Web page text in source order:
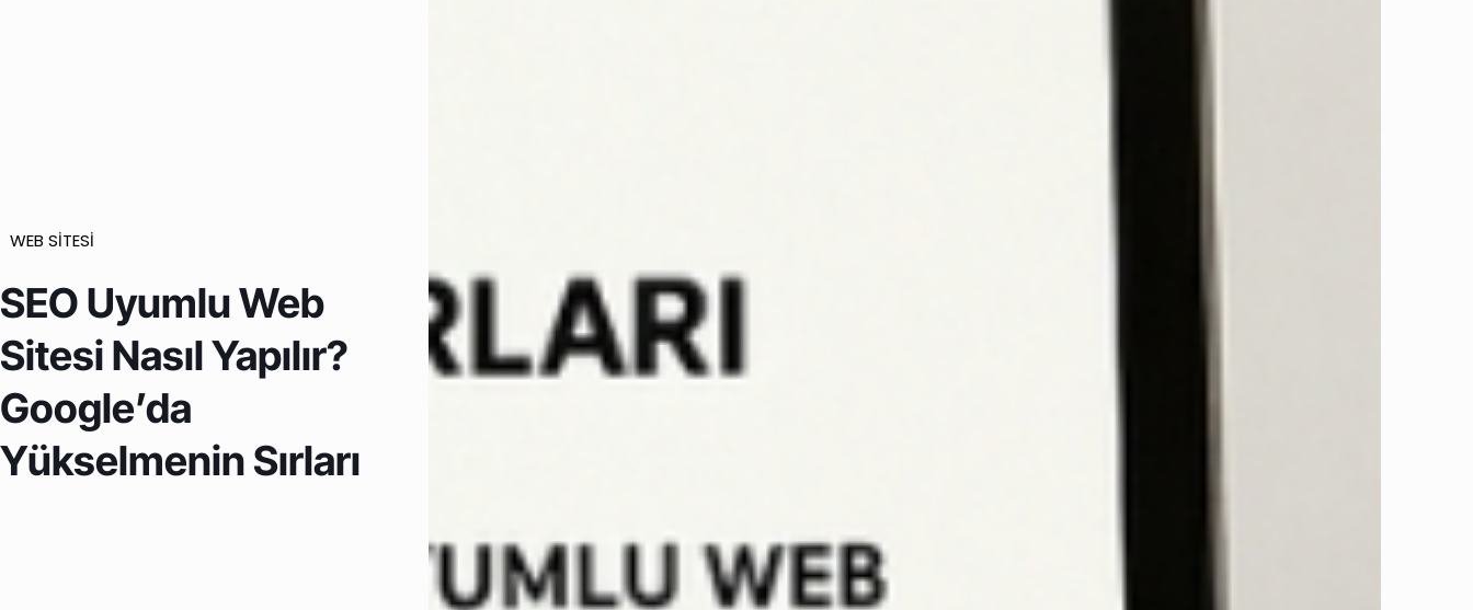
WEB SİTESİ
SEO Uyumlu Web
Sitesi Nasıl Yapılır?
Google’da
Yükselmenin Sırları